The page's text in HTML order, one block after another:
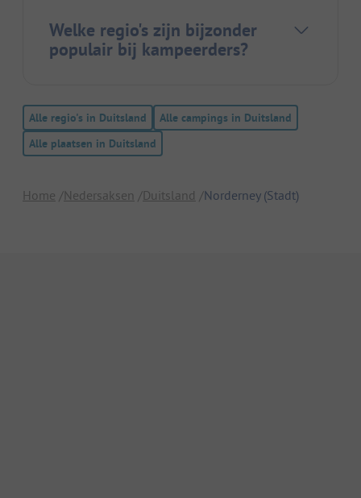
Welke regio's zijn bijzonder
populair bij kampeerders?
Alle regio's in Duitsland
Alle campings in Duitsland
Alle plaatsen in Duitsland
Home Nedersaksen Duitsland Norderney (Stadt)